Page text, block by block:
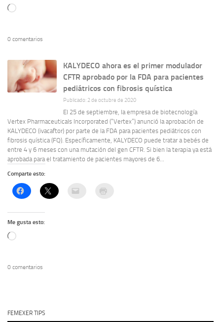
Cargando...
0 comentarios
KALYDECO ahora es el primer modulador
CFTR aprobado por la FDA para pacientes
pediátricos con fibrosis quística
Publicado: 2 de octubre de 2020
El 25 de septiembre, la empresa de biotecnología
Vertex Pharmaceuticals Incorporated (“Vertex”) anunció la aprobación de
KALYDECO (ivacaftor) por parte de la FDA para pacientes pediátricos con
fibrosis quística (FQ). Específicamente, KALYDECO puede tratar a bebés de
entre 4 y 6 meses con una mutación del gen CFTR. Si bien la terapia ya está
aprobada para el tratamiento de pacientes mayores de 6...
Comparte esto:
Me gusta esto:
Cargando...
0 comentarios
FEMEXER TIPS